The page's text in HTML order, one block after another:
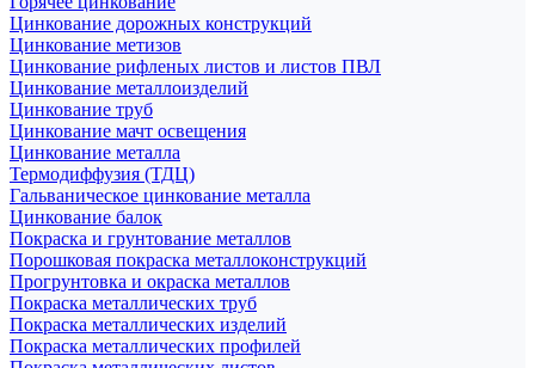
Цинкование дорожных конструкций
Цинкование метизов
Цинкование рифленых листов и листов ПВЛ
Цинкование металлоизделий
Цинкование труб
Цинкование мачт освещения
Цинкование металла
Термодиффузия (ТДЦ)
Гальваническое цинкование металла
Цинкование балок
Покраска и грунтование металлов
Порошковая покраска металлоконструкций
Прогрунтовка и окраска металлов
Покраска металлических труб
Покраска металлических изделий
Покраска металлических профилей